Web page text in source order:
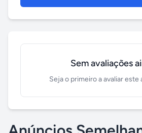
Sem avaliações
Seja o primeiro a avaliar este